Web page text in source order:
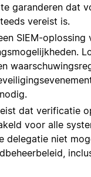
garanderen dat
vereist is.
SIEM-
dat verificatie
voor alle
delegatie niet